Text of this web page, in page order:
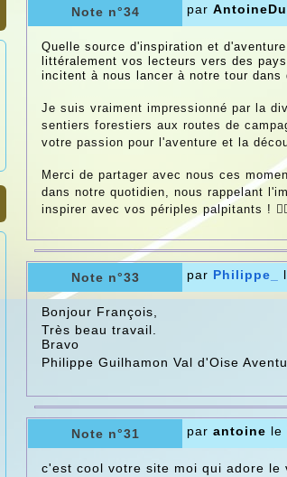
Note n°34 par
Quelle source d'inspiration et
littéralement vos lecteurs vers des
incitent à nous lancer à notre tour dans
Je suis vraiment impressionné par la
sentiers forestiers aux routes de
votre passion pour l'aventure et la
Merci de partager avec nous ces
dans notre quotidien, nous rappelant
inspirer avec vos périples palpitants !
Note n°33 par Philippe_
Bonjour François,
Très beau travail.
Bravo
Philippe Guilhamon Val d'Oise
Note n°31 par antoine le
c'est cool votre site moi qui adore